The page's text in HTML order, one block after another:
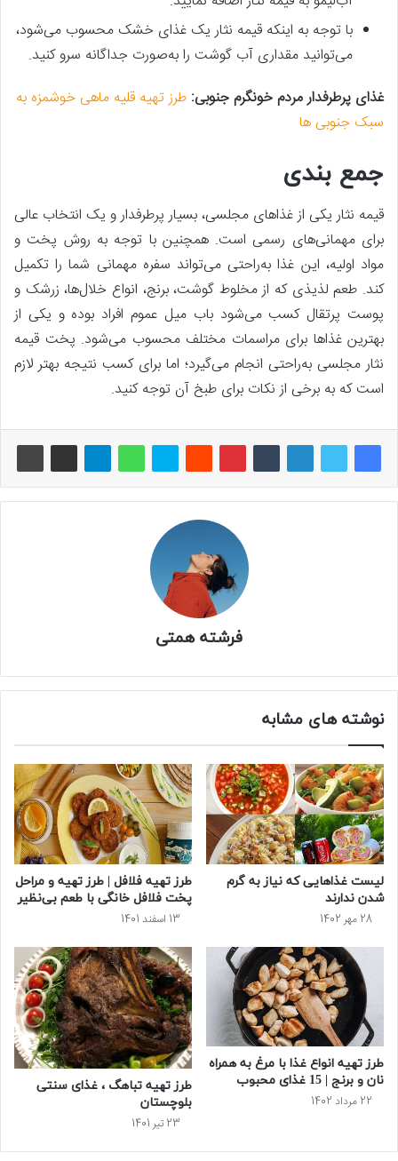
با توجه به اینکه قیمه نثار یک غذای خشک محسوب می‌شود،
می‌توانید مقداری آب گوشت را به‌صورت جداگانه سرو کنید.
غذای پرطرفدار مردم خونگرم جنوبی: طرز تهیه قلیه ماهی خوشمزه به
سبک جنوبی ها
جمع بندی
قیمه نثار یکی از غذاهای مجلسی، بسیار پرطرفدار و یک انتخاب عالی
برای مهمانی‌های رسمی است. همچنین با توجه به روش پخت و
مواد اولیه، این غذا به‌راحتی می‌تواند سفره مهمانی شما را تکمیل
کند. طعم لذیذی که از مخلوط گوشت، برنج، انواع خلال‌ها، زرشک و
پوست پرتقال کسب می‌شود باب میل عموم افراد بوده و یکی از
بهترین غذاها برای مراسمات مختلف محسوب می‌شود. پخت قیمه
نثار مجلسی به‌راحتی انجام می‌گیرد؛ اما برای کسب نتیجه بهتر لازم
است که به برخی از نکات برای طبخ آن توجه کنید.
فرشته همتی
نوشته های مشابه
لیست غذاهایی که نیاز به گرم
شدن ندارند
28 مهر 1402
طرز تهیه فلافل | طرز تهیه و مراحل
پخت فلافل خانگی با طعم بی‌نظیر
13 اسفند 1401
طرز تهیه انواع غذا با مرغ به همراه
نان و برنج | 15 غذای محبوب
22 مرداد 1402
طرز تهیه تباهگ ، غذای سنتی
بلوچستان
23 تیر 1401